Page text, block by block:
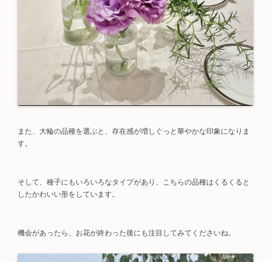
また、大輪の品種を選ぶと、存在感が増しぐっと華やかな印象になりま
す。
そして、種子にもいろいろなタイプがあり、こちらの品種はくるくると
したかわいい形をしています。
機会があったら、お花が終わった後にも注目してみてくださいね。